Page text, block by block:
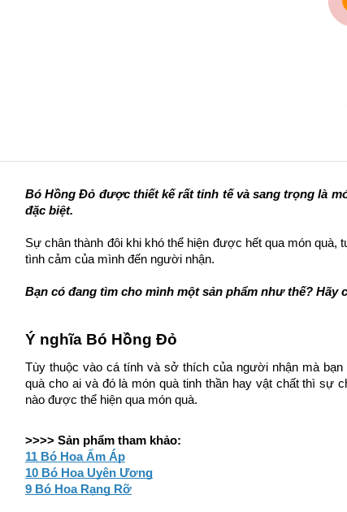
Bó Hồng Đỏ được thiết kế rất tinh tế và sang trọng là
đặc biệt.
Sự chân thành đôi khi khó thể hiện được hết qua món quà,
tình cảm của mình đến người nhận.
Bạn có đang tìm cho mình một sản phẩm như thế? Hãy
Ý nghĩa Bó Hồng Đỏ
Tùy thuộc vào cá tính và sở thích của người nhận mà
quà cho ai và đó là món quà tinh thần hay vật chất thì sự
nào được thể hiện qua món quà.
>>>> Sản phẩm tham khảo:
11 Bó Hoa Ấm Áp
10 Bó Hoa Uyên Ương
9 Bó Hoa Rạng Rỡ